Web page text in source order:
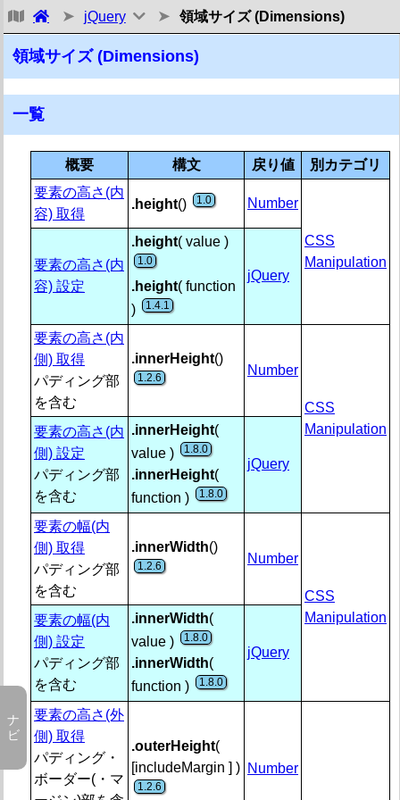
トップ・その他リファレンス メモ
基本
属性 (Attributes)
コールバック関数リスト オブジェクト (Callbacks
コア (Core)
CSS関連プロパティ (CSS)
データ (Data)
状態管理・非同期処理 (Deferred Object)
領域サイズ (Dimensions)
一覧
.height()【要素の高さ(内容) 取得・設定】
.innerHeight()【要素の高さ(内側) 取得・設定】
.innerWidth()【要素の幅(内側) 取得・設定】 1.2.6 /
.outerHeight()【要素の高さ(外側) 取得・設定】
.outerWidth()【要素の幅(外側) 取得・設定】
.width()【要素の幅(内容) 取得・設定】
効果 (Effects)
イベント (Events)
フォーム (Forms)
内部処理 (Internals)
操作 (Manipulation)
各種 (Miscellaneous)
オフセット (Offset)
プロパティ (Properties)
jQuery 領域サイズ (Dimensions)
領域サイズ (Dimensions)
一覧
概要 構文 戻り値
別カテゴリ
要素の高さ(内
容) 取得
.height() 1.0 Number
CSS
Manipulation
要素の高さ(内
容) 設定
.height( value )
1.0
.height( function
)
1.4.1
jQuery
要素の高さ(内
側) 取得
パディング部
を含む
.innerHeight()
1.2.6 Number
CSS
Manipulation
要素の高さ(内
側) 設定
パディング部
を含む
.innerHeight(
value )
1.8.0
.innerHeight(
function )
1.8.0
jQuery
要素の幅(内
側) 取得
パディング部
を含む
.innerWidth()
1.2.6 Number
CSS
Manipulation
要素の幅(内
側) 設定
パディング部
を含む
.innerWidth(
value )
1.8.0
.innerWidth(
function )
1.8.0
jQuery
要素の高さ(外
側) 取得
パディング・
ボーダー(・マ
.outerHeight(
[includeMargin ] )
1.2.6
Number